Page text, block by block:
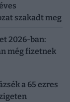
szakadt meg
2026-ban:
még fizetnek
a 65 ezres